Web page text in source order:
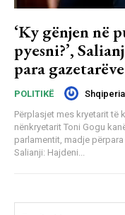
‘Ky gënjen në
pyesni?’,
para gazetarëve
POLITIKË
Përplasjet mes kryetarit të
nënkryetarit Toni Gogu
parlamentit, madje përpara gazetarëve.
Salianji: Hajdeni...